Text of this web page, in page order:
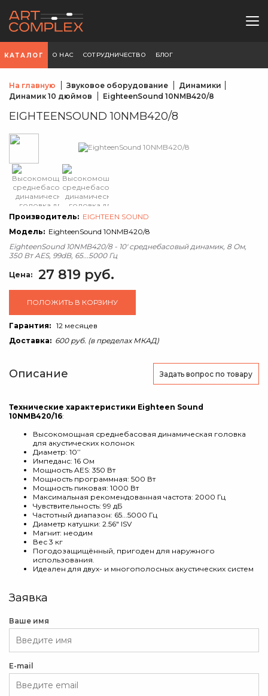
КАТАЛОГ О НАС СОТРУДНИЧЕСТВО БЛОГ
На главную Звуковое оборудование
Динамики
Динамик 10 дюймов
EighteenSound 10NMB420/8
EIGHTEENSOUND 10NMB420/8
Производитель: EIGHTEEN SOUND
Модель: EighteenSound 10NMB420/8
EighteenSound 10NMB420/8 - 10' среднебасовый динамик, 8 Ом,
350 Вт AES, 99dB, 65...5000 Гц
Цена: 27 819 руб.
ПОЛОЖИТЬ В КОРЗИНУ
Гарантия: 12 месяцев
Доставка: 600 руб. (в пределах МКАД)
Описание Задать вопрос по товару
Технические характеристики Eighteen Sound
10NMB420/16:
Высокомощная среднебасовая динамическая головка
для акустических колонок
Диаметр: 10’’
Импеданс: 16 Ом
Мощность AES: 350 Вт
Мощность программная: 500 Вт
Мощность пиковая: 1000 Вт
Максимальная рекомендованная частота: 2000 Гц
Чувствительность: 99 дБ
Частотный диапазон: 65...5000 Гц
Диаметр катушки: 2.56" ISV
Магнит: неодим
Вес 3 кг
Погодозащищённый, пригоден для наружного
использования.
Идеален для двух- и многополосных акустических систем
Заявка
Ваше имя
E-mail